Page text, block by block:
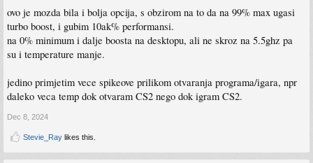
ovo je mozda bila i bolja opcija, s obzirom na to da na 99% max ugasi
turbo boost, i gubim 10ak% performansi.
na 0% minimum i dalje boosta na desktopu, ali ne skroz na 5.5ghz pa
su i temperature manje.
jedino primjetim vece spikeove prilikom otvaranja programa/igara, npr
daleko veca temp dok otvaram CS2 nego dok igram CS2.
Dec 8, 2024
Stevie_Ray likes this.